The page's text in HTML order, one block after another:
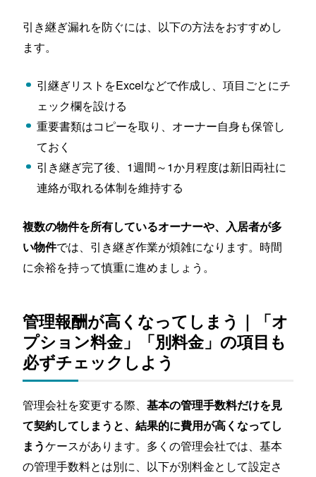
引き継ぎ漏れを防ぐには、以下の方法をおすすめし
ます。
引継ぎリストをExcelなどで作成し、項目ごとにチ
ェック欄を設ける
重要書類はコピーを取り、オーナー自身も保管し
ておく
引き継ぎ完了後、1週間～1か月程度は新旧両社に
連絡が取れる体制を維持する
複数の物件を所有しているオーナーや、入居者が多
い物件では、引き継ぎ作業が煩雑になります。時間
に余裕を持って慎重に進めましょう。
管理報酬が高くなってしまう｜「オ
プション料金」「別料金」の項目も
必ずチェックしよう
管理会社を変更する際、基本の管理手数料だけを見
て契約してしまうと、結果的に費用が高くなってし
まうケースがあります。多くの管理会社では、基本
の管理手数料とは別に、以下が別料金として設定さ